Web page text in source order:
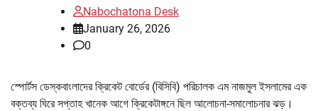
Nabochatona Desk
January 26, 2026
0
স্পোর্টস ডেস্কবাংলাদের ক্রিকেট বোর্ডের (বিসিবি) পরিচালক এম নাজমুল ইসলামের এক
বক্তব্য ঘিরে সপ্তাহ খানেক আগে ক্রিকেটাঙ্গনে ছিল আলোচনা-সমালোচনার ঝড়।